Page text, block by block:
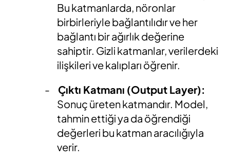
Bu katmanlarda, nöronlar
birbirleriyle bağlantılıdır ve her
bağlantı bir ağırlık değerine
sahiptir. Gizli katmanlar, verilerdeki
ilişkileri ve kalıpları öğrenir.
-
Çıktı Katmanı (Output Layer):
Sonuç üreten katmandır. Model,
tahmin ettiği ya da öğrendiği
değerleri bu katman aracılığıyla
verir.